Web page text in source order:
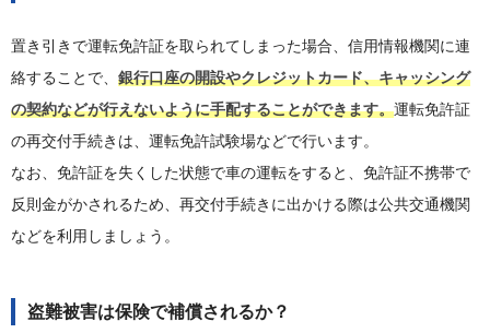
置き引きで運転免許証を取られてしまった場合、信用情報機関に連
絡することで、 銀行口座の開設やクレジットカード、キャッシング
の契約などが行えないように手配することができます。運転免許証
の再交付手続きは、運転免許試験場などで行います。
なお、免許証を失くした状態で車の運転をすると、免許証不携帯で
反則金がかされるため、再交付手続きに出かける際は公共交通機関
などを利用しましょう。
盗難被害は保険で補償されるか？